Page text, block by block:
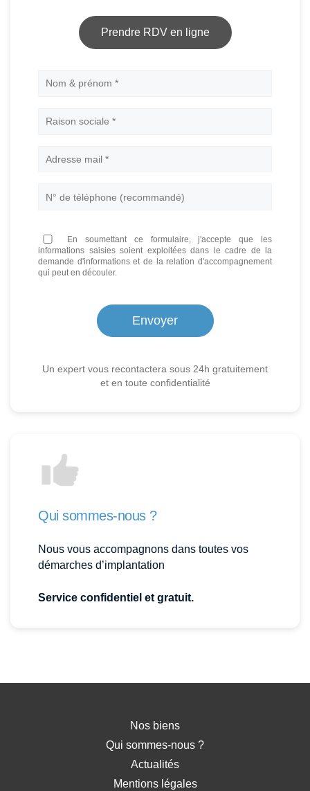
Prendre RDV en ligne
Nom
En soumettant ce formulaire, j'accepte que les
informations saisies soient exploitées dans le cadre de la
demande d'informations et de la relation d'accompagnement
qui peut en découler.
Un expert vous recontactera sous 24h gratuitement
et en toute confidentialité
Qui sommes-nous ?
Nous vous accompagnons dans toutes vos
démarches d’implantation
Service confidentiel et gratuit.
Nos biens
Qui sommes-nous ?
Actualités
Mentions légales